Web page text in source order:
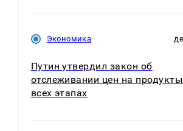
Экономика
Путин утвердил закон об
отслеживании цен на
всех этапах